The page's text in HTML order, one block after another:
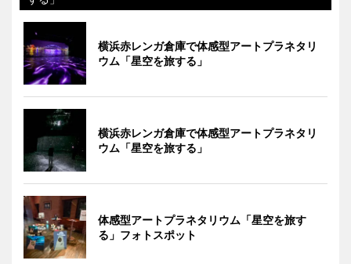
横浜赤レンガ倉庫で体感型アートプラネタリ
ウム「星空を旅する」
横浜赤レンガ倉庫で体感型アートプラネタリ
ウム「星空を旅する」
体感型アートプラネタリウム「星空を旅す
る」フォトスポット